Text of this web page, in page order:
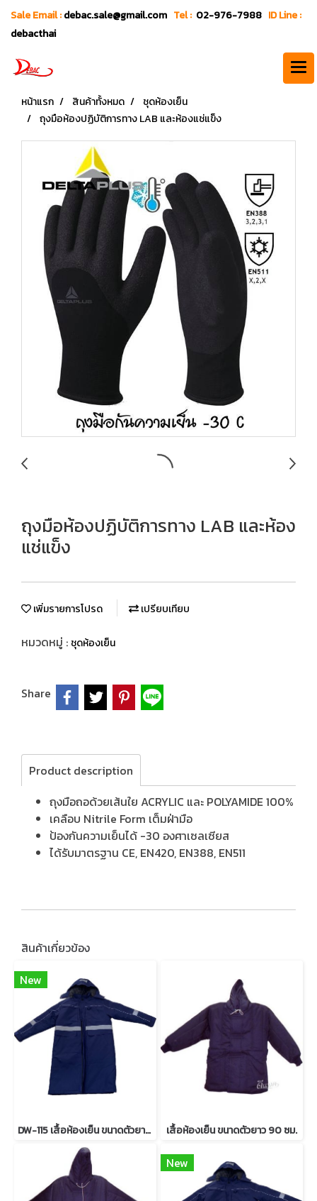
Sale Email :debac.sale@gmail.com Tel : 02-976-7988 ID Line :
debacthai
หน้าแรก สินค้าทั้งหมด
ชุดห้องเย็น
ถุงมือห้องปฏิบัติการทาง LAB และห้องแช่แข็ง
ถุงมือห้องปฏิบัติการทาง LAB และห้อง
แช่แข็ง
เพิ่มรายการโปรด เปรียบเทียบ
หมวดหมู่ : ชุดห้องเย็น
Share
Product description
ถุงมือถอด้วยเส้นใย ACRYLIC และ POLYAMIDE 100%
เคลือบ Nitrile Form เต็มฝ่ามือ
ป้องกันความเย็นได้ -30 องศาเซลเซียส
ได้รับมาตรฐาน CE, EN420, EN388, EN511
สินค้าเกี่ยวข้อง
New
DW-115 เสื้อห้องเย็น ขนาดตัวยาว 115 ซม. เสื้อห้องเย็น ขนาดตัวยาว 90 ซม.
New